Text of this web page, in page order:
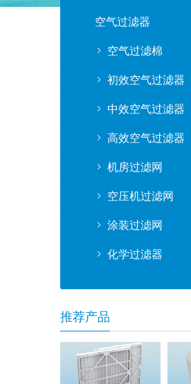
空气过滤器
空气过滤棉
初效空气过滤器
中效空气过滤器
高效空气过滤器
机房过滤网
空压机过滤网
涂装过滤网
化学过滤器
推荐产品